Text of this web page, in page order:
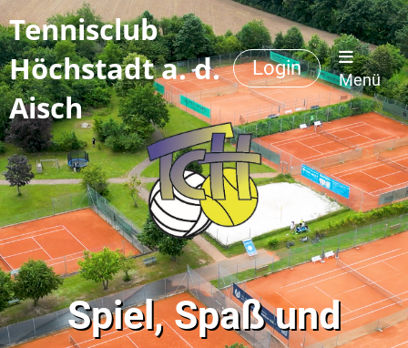
Tennisclub
Höchstadt a. d.
Aisch
Login
Menü
Spiel, Spaß und